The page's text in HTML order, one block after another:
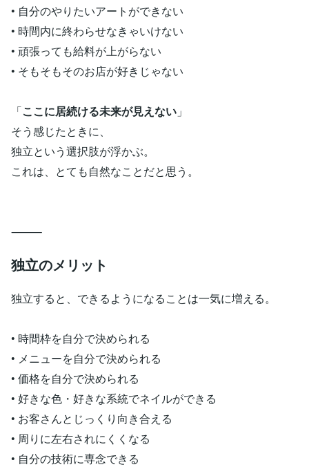
• 自分のやりたいアートができない
• 時間内に終わらせなきゃいけない
• 頑張っても給料が上がらない
• そもそもそのお店が好きじゃない
「ここに居続ける未来が見えない 」
そう感じたときに、
独立という選択肢が浮かぶ。
これは、とても自然なことだと思う。
⸻
独立のメリット
独立すると、できるようになることは一気に増える。
• 時間枠を自分で決められる
• メニューを自分で決められる
• 価格を自分で決められる
• 好きな色・好きな系統でネイルができる
• お客さんとじっくり向き合える
• 周りに左右されにくくなる
• 自分の技術に専念できる